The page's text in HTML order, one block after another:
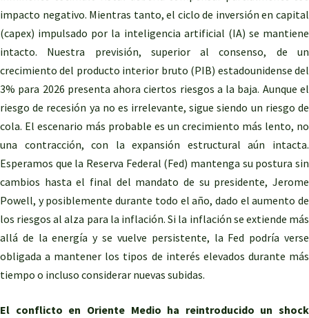
impacto negativo. Mientras tanto, el ciclo de inversión en capital
(capex) impulsado por la inteligencia artificial (IA) se mantiene
intacto. Nuestra previsión, superior al consenso, de un
crecimiento del producto interior bruto (PIB) estadounidense del
3% para 2026 presenta ahora ciertos riesgos a la baja. Aunque el
riesgo de recesión ya no es irrelevante, sigue siendo un riesgo de
cola. El escenario más probable es un crecimiento más lento, no
una contracción, con la expansión estructural aún intacta.
Esperamos que la Reserva Federal (Fed) mantenga su postura sin
cambios hasta el final del mandato de su presidente, Jerome
Powell, y posiblemente durante todo el año, dado el aumento de
los riesgos al alza para la inflación. Si la inflación se extiende más
allá de la energía y se vuelve persistente, la Fed podría verse
obligada a mantener los tipos de interés elevados durante más
tiempo o incluso considerar nuevas subidas.
El conflicto en Oriente Medio ha reintroducido un shock